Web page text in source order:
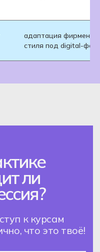
адаптация
стиля под digital-